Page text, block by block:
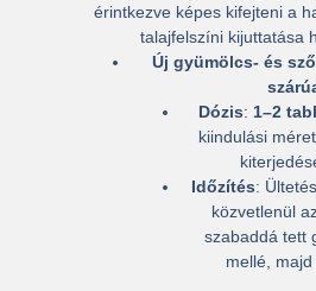
érintkezve képes kifejteni a
talajfelszíni kijuttatása
Új gyümölcs- és
Dózis: 1–2
kiindulási
Időzítés:
közvetlenül
szabaddá tett
mellé,